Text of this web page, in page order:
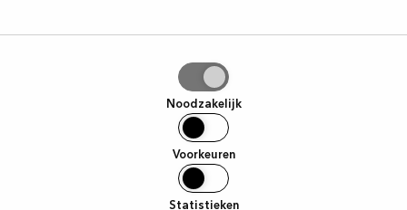
Noodzakelijk
Voorkeuren
Statistieken